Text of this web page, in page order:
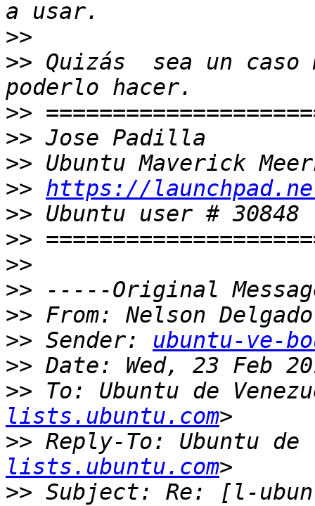
>>
>> Quizás  sea un
>>
>>
>>
>> https://
>>
>>
>>
>>
>> From: Nelson
>> Sender: ubuntu-ve-
>>
>> To: Ubuntu de
lists.ubuntu.com
>> Reply-To: Ubuntu de
lists.ubuntu.com
>> Subject: Re: [l-